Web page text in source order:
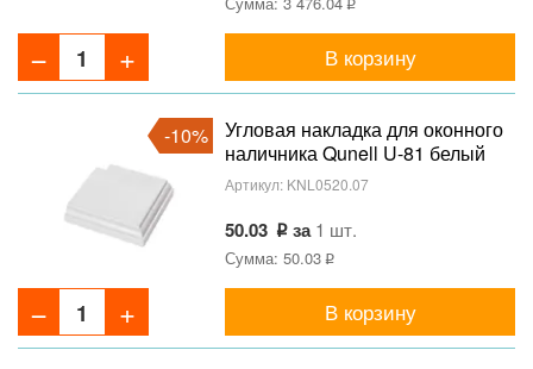
В корзину
-10%
Угловая накладка для оконного
наличника Qunell U-81 белый
Артикул: KNL0520.07
50.03 за1 шт.
Сумма: 50.03
В корзину